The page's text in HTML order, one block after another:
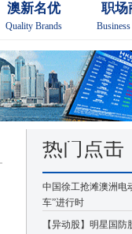
澳新名优
Quality Brands
职场
热门点击
中国徐工抢滩澳洲电
车”进行时
【异动股】明星国